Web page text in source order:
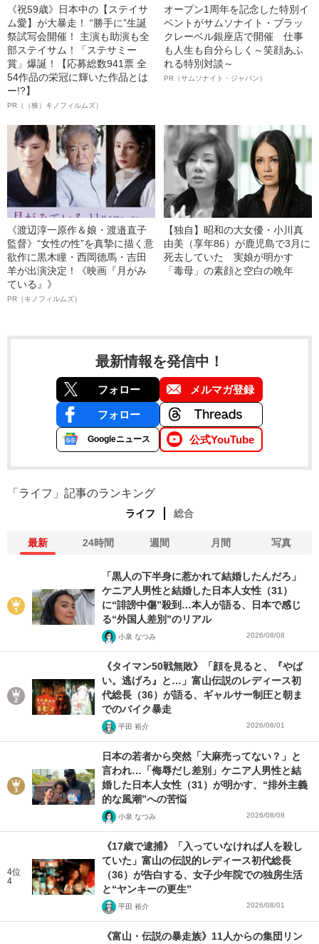
《祝59歳》日本中の【ステイサ
ム愛】が大暴走！ “勝手に”生誕
祭試写会開催！ 主演も助演も全
部ステイサム！「ステサミー
賞」爆誕！【応募総数941票 全
54作品の栄冠に輝いた作品とは
ー!?】
PR（（株）キノフィルムズ）
オープン1周年を記念した特別イ
ベントがサムソナイト・ブラッ
クレーベル銀座店で開催 仕事
も人生も自分らしく～笑顔あふ
れる特別対談～
PR（サムソナイト・ジャパン）
《渡辺淳一原作＆娘・渡邉直子
監督》“女性の性”を真摯に描く意
欲作に黒木瞳・西岡德馬・吉田
羊が出演決定！《映画『月がみ
ている』》
PR（キノフィルムズ）
【独自】昭和の大女優・小川真
由美（享年86）が鹿児島で3月に
死去していた 実娘が明かす
「毒母」の素顔と空白の晩年
最新情報を発信中！
フォロー メルマガ登録
フォロー
Googleニュース 公式YouTube
「ライフ」記事のランキング
ライフ 総合
最新 24時間 週間 月間 写真
「黒人の下半身に惹かれて結婚したんだろ」
ケニア人男性と結婚した日本人女性（31）
に“誹謗中傷”殺到…本人が語る、日本で感じ
る“外国人差別”のリアル
小泉 なつみ 2026/08/08
《タイマン50戦無敗》「顔を見ると、『やば
い。逃げろ』と…」富山伝説のレディース初
代総長（36）が語る、ギャルサー制圧と朝ま
でのバイク暴走
平田 裕介 2026/08/01
日本の若者から突然「大麻売ってない？」と
言われ…「侮辱だし差別」ケニア人男性と結
婚した日本人女性（31）が明かす、“排外主義
的な風潮”への苦悩
小泉 なつみ 2026/08/08
4位
4
《17歳で逮捕》「入っていなければ人を殺し
ていた」富山の伝説的レディース初代総長
（36）が告白する、女子少年院での独房生活
と“ヤンキーの更生”
平田 裕介 2026/08/01
《富山・伝説の暴走族》11人からの集団リン